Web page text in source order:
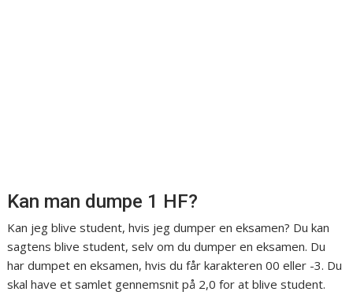
Kan man dumpe 1 HF?
Kan jeg blive student, hvis jeg dumper en eksamen? Du kan
sagtens blive student, selv om du dumper en eksamen. Du
har dumpet en eksamen, hvis du får karakteren 00 eller -3. Du
skal have et samlet gennemsnit på 2,0 for at blive student.